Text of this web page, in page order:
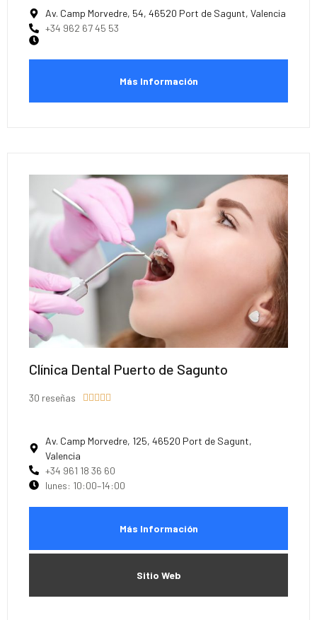
Av. Camp Morvedre, 54, 46520 Port de Sagunt, Valencia
+34 962 67 45 53
Más Información
Clínica Dental Puerto de Sagunto
30 reseñas     
Av. Camp Morvedre, 125, 46520 Port de Sagunt,
Valencia
+34 961 18 36 60
lunes: 10:00–14:00
Más Información
Sitio Web